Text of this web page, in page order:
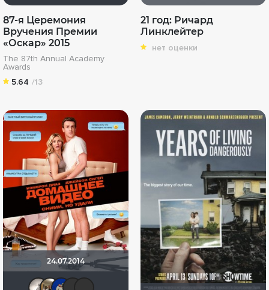
87-я Церемония
Вручения Премии
«Оскар» 2015
The 87th Annual Academy
Awards
5.64 /13
21 год: Ричард
Линклейтер
нет оценки
24.07.2014
РижанкаVladimir Samsonov
didak2002
Yus90Dark Angel Hina